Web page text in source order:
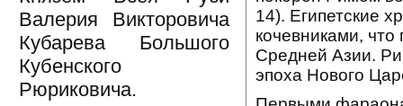
Валерия Викторовича
Кубарева Большого
Кубенского
Рюриковича.
14). Египетские
кочевниками,
Средней Азии.
эпоха Нового